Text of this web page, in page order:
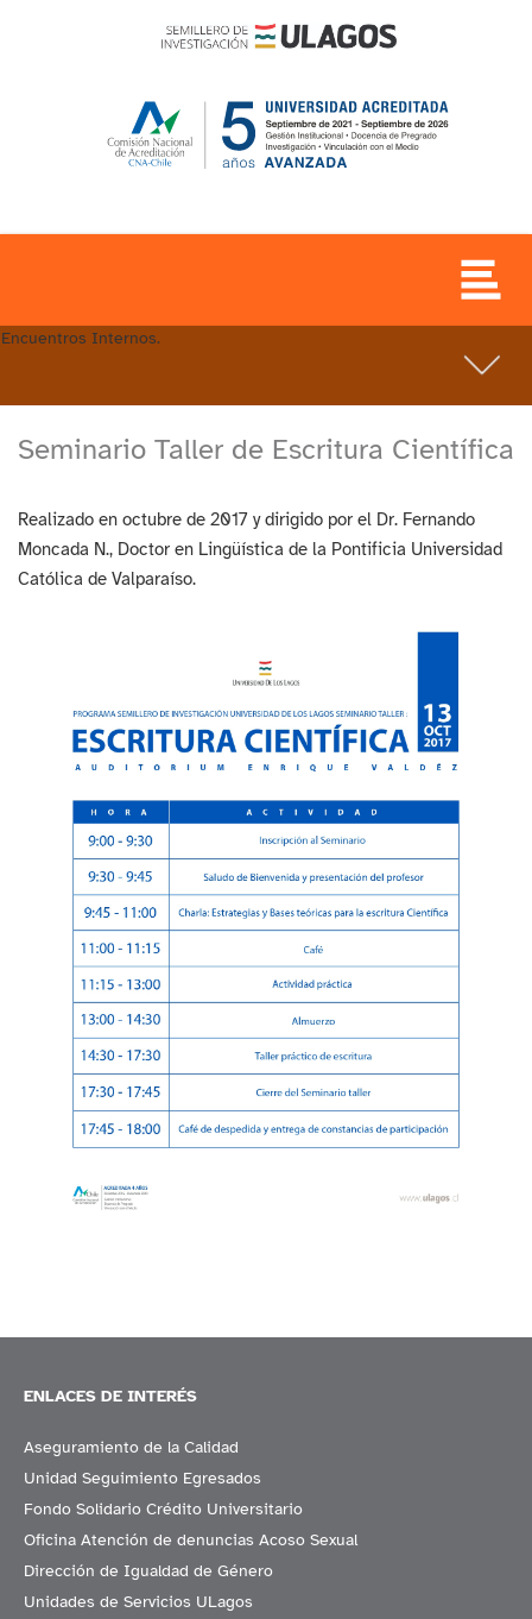
Encuentros Internos.
Seminario Taller de Escritura Científica
Realizado en octubre de 2017 y dirigido por el Dr. Fernando
Moncada N., Doctor en Lingüística de la Pontificia Universidad
Católica de Valparaíso.
ENLACES DE INTERÉS
Aseguramiento de la Calidad
Unidad Seguimiento Egresados
Fondo Solidario Crédito Universitario
Oficina Atención de denuncias Acoso Sexual
Dirección de Igualdad de Género
Unidades de Servicios ULagos